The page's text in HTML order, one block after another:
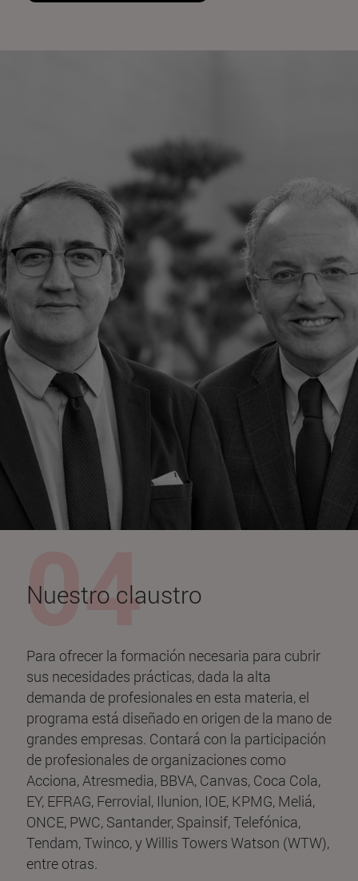
Nuestro claustro
Para ofrecer la formación necesaria para cubrir
sus necesidades prácticas, dada la alta
demanda de profesionales en esta materia, el
programa está diseñado en origen de la mano de
grandes empresas. Contará con la participación
de profesionales de organizaciones como
Acciona, Atresmedia, BBVA, Canvas, Coca Cola,
EY, EFRAG, Ferrovial, Ilunion, IOE, KPMG, Meliá,
ONCE, PWC, Santander, Spainsif, Telefónica,
Tendam, Twinco, y Willis Towers Watson (WTW),
entre otras.